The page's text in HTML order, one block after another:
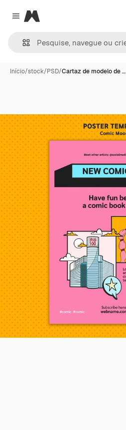
Close menu
Magnific
Início/stock/PSD/Cartaz de modelo de …